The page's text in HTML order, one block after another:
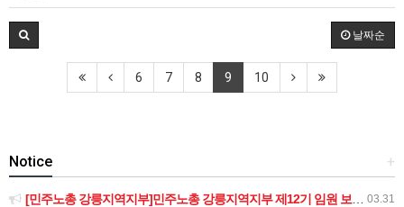
날짜순
6 7 8 9 10
+
Notice
03.31
[민주노총 강릉지역지부]민주노총 강릉지역지부 제12기 임원 보궐선거결과 공고